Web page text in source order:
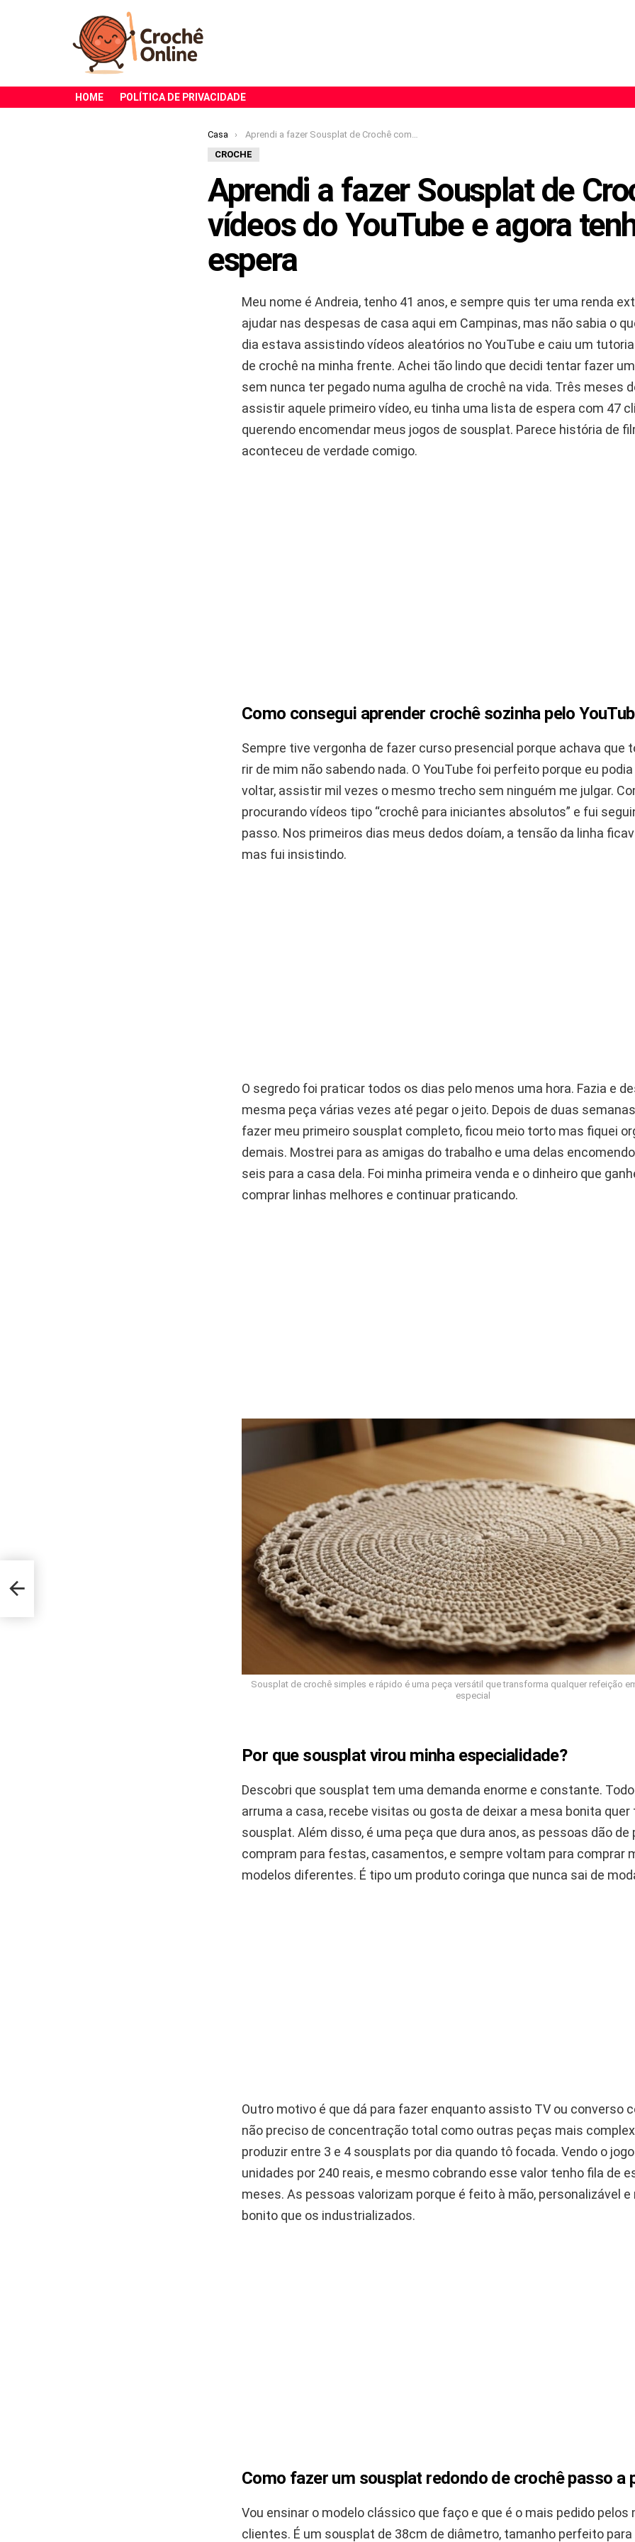
HOME POLÍTICA DE PRIVACIDADE
Você está aqui:
Casa
Aprendi a fazer Sousplat de Crochê com vídeos do YouTube e agora tenho fila de espera
CROCHE
Aprendi a fazer Sousplat de
vídeos do YouTube e agora
espera
Meu nome é Andreia, tenho 41 anos, e sempre quis ter uma renda
ajudar nas despesas de casa aqui em Campinas, mas não sabia o
dia estava assistindo vídeos aleatórios no YouTube e caiu um
de crochê na minha frente. Achei tão lindo que decidi tentar fazer
sem nunca ter pegado numa agulha de crochê na vida. Três meses
assistir aquele primeiro vídeo, eu tinha uma lista de espera com 47
querendo encomendar meus jogos de sousplat. Parece história de
aconteceu de verdade comigo.
Como consegui aprender crochê sozinha pelo
Sempre tive vergonha de fazer curso presencial porque achava que
rir de mim não sabendo nada. O YouTube foi perfeito porque eu
voltar, assistir mil vezes o mesmo trecho sem ninguém me julgar.
procurando vídeos tipo “crochê para iniciantes absolutos” e fui
passo. Nos primeiros dias meus dedos doíam, a tensão da linha
mas fui insistindo.
O segredo foi praticar todos os dias pelo menos uma hora. Fazia e
mesma peça várias vezes até pegar o jeito. Depois de duas
fazer meu primeiro sousplat completo, ficou meio torto mas fiquei
demais. Mostrei para as amigas do trabalho e uma delas
seis para a casa dela. Foi minha primeira venda e o dinheiro que
comprar linhas melhores e continuar praticando.
Sousplat de crochê simples e rápido é uma peça versátil que transforma qualquer refeição
especial
Por que sousplat virou minha especialidade?
Descobri que sousplat tem uma demanda enorme e constante.
arruma a casa, recebe visitas ou gosta de deixar a mesa bonita quer
sousplat. Além disso, é uma peça que dura anos, as pessoas dão de
compram para festas, casamentos, e sempre voltam para comprar
modelos diferentes. É tipo um produto coringa que nunca sai de
Outro motivo é que dá para fazer enquanto assisto TV ou converso
não preciso de concentração total como outras peças mais
produzir entre 3 e 4 sousplats por dia quando tô focada. Vendo o
unidades por 240 reais, e mesmo cobrando esse valor tenho fila de
meses. As pessoas valorizam porque é feito à mão, personalizável
bonito que os industrializados.
Como fazer um sousplat redondo de crochê passo a
Vou ensinar o modelo clássico que faço e que é o mais pedido pelos
clientes. É um sousplat de 38cm de diâmetro, tamanho perfeito para
a